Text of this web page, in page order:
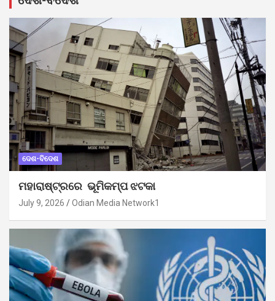
ଦେଶ-ବିଦେଶ
ମହାରାଷ୍ଟ୍ରରେ ଭୂମିକମ୍ପ ଝଟକା
July 9, 2026 Odian Media Network1